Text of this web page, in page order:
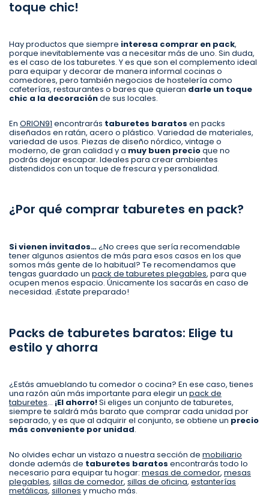
toque chic!
Hay productos que siempre interesa comprar en pack,
porque inevitablemente vas a necesitar más de uno. Sin duda,
es el caso de los taburetes. Y es que son el complemento ideal
para equipar y decorar de manera informal cocinas o
comedores, pero también negocios de hostelería como
cafeterías, restaurantes o bares que quieran darle un toque
chic a la decoraciónde sus locales.
En ORION91 encontrarás taburetes baratos en packs
diseñados en ratán, acero o plástico. Variedad de materiales,
variedad de usos. Piezas de diseño nórdico, vintage o
moderno, de gran calidad y a muy buen precioque no
podrás dejar escapar. Ideales para crear ambientes
distendidos con un toque de frescura y personalidad.
¿Por qué comprar taburetes en pack?
Si vienen invitados…¿No crees que sería recomendable
tener algunos asientos de más para esos casos en los que
somos más gente de lo habitual? Te recomendamos que
tengas guardado un pack de taburetes plegables, para que
ocupen menos espacio. Únicamente los sacarás en caso de
necesidad. ¡Estate preparado!
Packs de taburetes baratos: Elige tu
estilo y ahorra
¿Estás amueblando tu comedor o cocina? En ese caso, tienes
una razón aún más importante para elegir un pack de
taburetes… ¡El ahorro!Si eliges un conjunto de taburetes,
siempre te saldrá más barato que comprar cada unidad por
separado, y es que al adquirir el conjunto, se obtiene un precio
más conveniente por unidad.
No olvides echar un vistazo a nuestra sección de mobiliario
donde además de taburetes baratos encontrarás todo lo
necesario para equipar tu hogar: mesas de comedor, mesas
plegables, sillas de comedor, sillas de oficina, estanterías
metálicas, sillones y mucho más.